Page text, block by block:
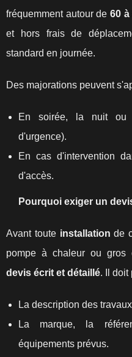
fréquemment autour de 60 à
et hors frais de
standard en journée.
Des majorations peuvent
En soirée, la nuit ou
d'urgence).
En cas d'intervention
d'accès.
Pourquoi exiger un
Avant toute installation de
pompe à chaleur ou gros
devis écrit et détaillé. Il doit
La description des
La marque, la
équipements prévus.